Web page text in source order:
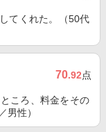
てくれた。（50代
70.92点
ころ、料金をその
男性）